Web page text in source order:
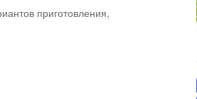
приготовления,